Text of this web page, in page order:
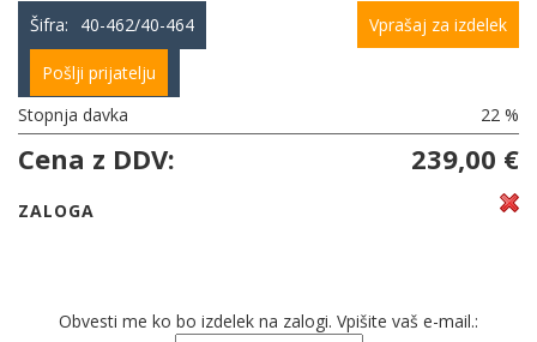
Šifra: 40-462/40-464 Vprašaj za izdelek
Pošlji prijatelju
Stopnja davka
22 %
Cena z DDV: 239,00 €
ZALOGA
Obvesti me ko bo izdelek na zalogi. Vpišite vaš e-mail.: